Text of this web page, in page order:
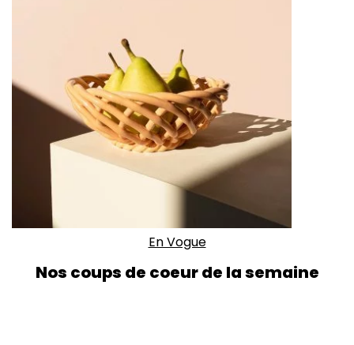
En Vogue
Nos coups de coeur de la semaine